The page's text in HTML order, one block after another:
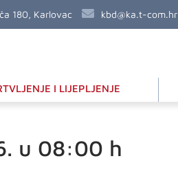
180, Karlovac kbd@ka.t-com.hr
I LIJEPLJENJE
u 08:00 h